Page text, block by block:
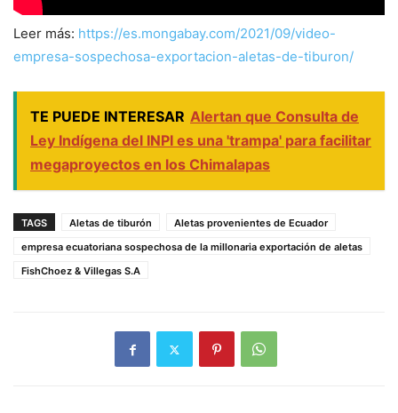
Leer más: https://es.mongabay.com/2021/09/video-
empresa-sospechosa-exportacion-aletas-de-tiburon/
TE PUEDE INTERESAR Alertan que Consulta de
Ley Indígena del INPI es una 'trampa' para facilitar
megaproyectos en los Chimalapas
TAGS Aletas de tiburón
Aletas provenientes de Ecuador
empresa ecuatoriana sospechosa de la millonaria exportación de aletas
FishChoez & Villegas S.A